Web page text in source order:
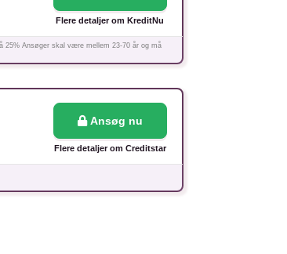
Flere detaljer om KreditNu
25% Ansøger skal være mellem 23-70 år og må
Ansøg nu
Flere detaljer om Creditstar